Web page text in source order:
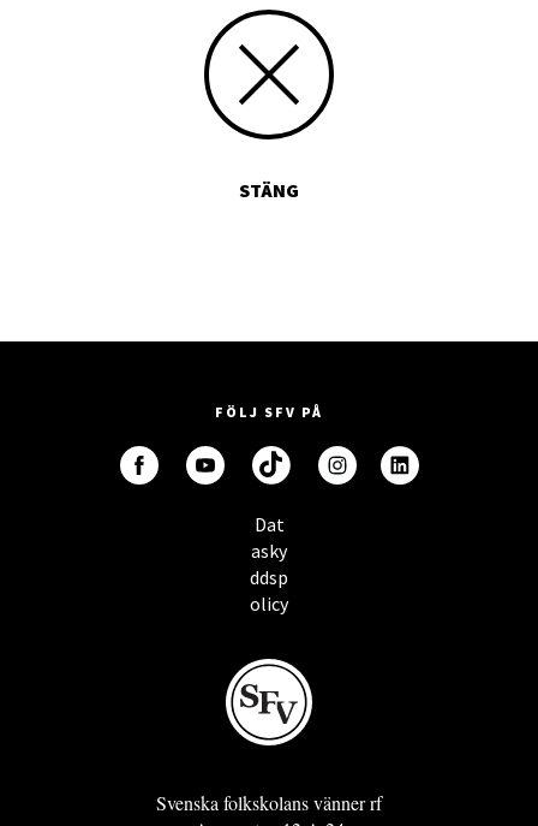
STÄNG
FÖLJ SFV PÅ
Dat
asky
ddsp
olicy
Svenska folkskolans vänner rf